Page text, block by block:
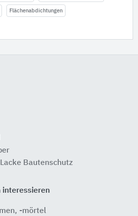
Flächenabdichtungen
Lacke Bautenschutz
interessieren
-mörtel